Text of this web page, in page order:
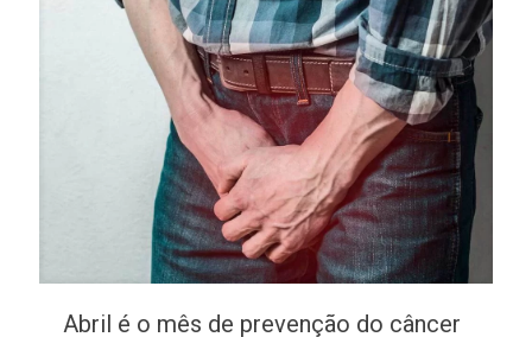
Abril é o mês de prevenção do câncer